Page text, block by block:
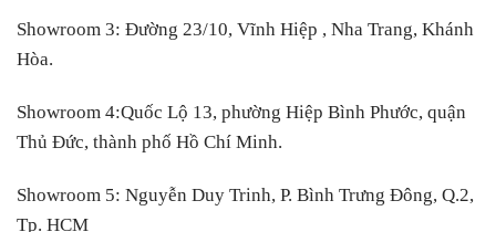
Showroom 3: Đường 23/10, Vĩnh Hiệp , Nha Trang, Khánh
Hòa.
Showroom 4:Quốc Lộ 13, phường Hiệp Bình Phước, quận
Thủ Đức, thành phố Hồ Chí Minh.
Showroom 5: Nguyễn Duy Trinh, P. Bình Trưng Đông, Q.2,
Tp. HCM